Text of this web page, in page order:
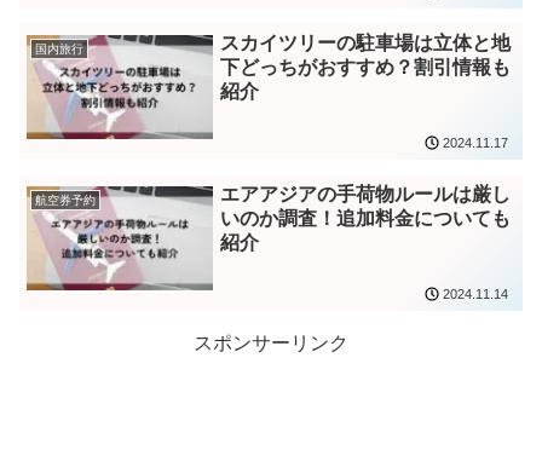
国内旅行
スカイツリーの駐車場は立体と地
下どっちがおすすめ？割引情報も
紹介
2024.11.17
航空券予約
エアアジアの手荷物ルールは厳し
いのか調査！追加料金についても
紹介
2024.11.14
スポンサーリンク